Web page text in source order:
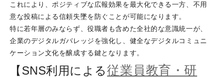
これにより、ポジティブな広報効果を最大化できる一方、不用
意な投稿による信頼失墜を防ぐことが可能になります。
特に若年層のみならず、役職者も含めた全社的な意識統一が、
企業のデジタルガバレッジを強化し、健全なデジタルコミュニ
ケーション文化を醸成する鍵となります。
【SNS利用による従業員教育・研